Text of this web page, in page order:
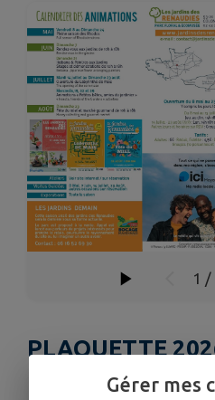
1 /
PLAQUETTE
DES RENAUDIES
Gérer mes